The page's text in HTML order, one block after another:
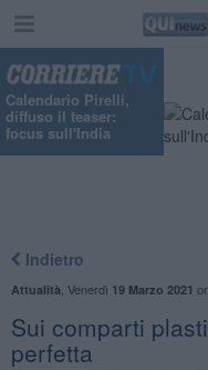
Calendario Pirelli,
diffuso il teaser:
focus sull'India
Indietro
Attualità Venerdì 19 Marzo 2021
Sui comparti
perfetta